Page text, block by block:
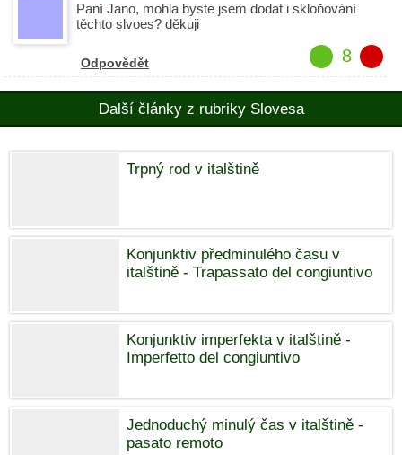
Paní Jano, mohla byste jsem dodat i skloňování
těchto slvoes? děkuji
Odpovědět 8
Další články z rubriky Slovesa
Trpný rod v italštině
Konjunktiv předminulého času v
italštině - Trapassato del congiuntivo
Konjunktiv imperfekta v italštině -
Imperfetto del congiuntivo
Jednoduchý minulý čas v italštině -
pasato remoto